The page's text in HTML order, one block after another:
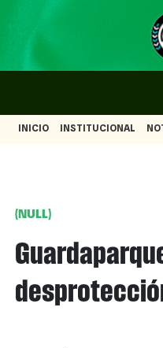
INICIO INSTITUCIONAL
(NULL)